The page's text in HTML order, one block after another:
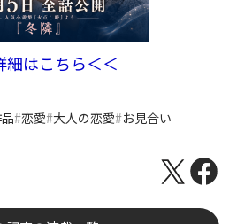
細はこちら＜＜
恋愛 大人の恋愛 お見合い